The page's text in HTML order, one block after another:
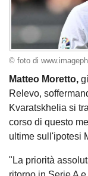
© foto di
Matteo Moretto,
Relevo,
Kvaratskhelia si
corso di questo
ultime sull'ipotesi
"La priorità